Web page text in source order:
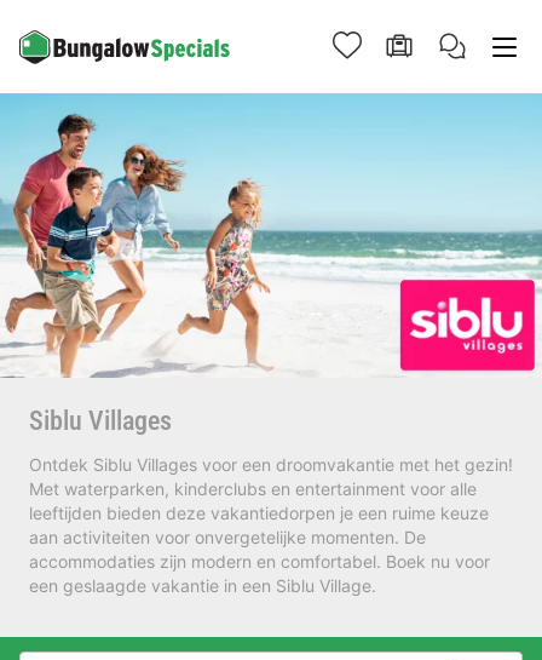
Siblu Villages
Ontdek Siblu Villages voor een droomvakantie met het gezin!
Met waterparken, kinderclubs en entertainment voor alle
leeftijden bieden deze vakantiedorpen je een ruime keuze
aan activiteiten voor onvergetelijke momenten. De
accommodaties zijn modern en comfortabel. Boek nu voor
een geslaagde vakantie in een Siblu Village.